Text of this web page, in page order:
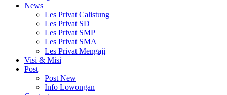
News
Les Privat Calistung
Les Privat SD
Les Privat SMP
Les Privat SMA
Les Privat Mengaji
Visi & Misi
Post
Post New
Info Lowongan